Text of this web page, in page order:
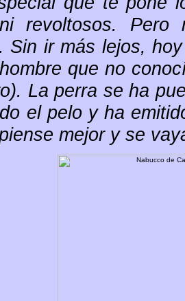
revoltosos.
Sin ir más lejos,
que no
La perra se ha
el pelo y ha
mejor y se